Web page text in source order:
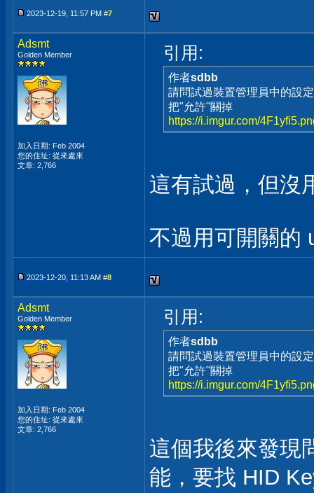
2023-12-19, 11:57 PM #7
Adsmt
Golden Member
加入日期: Feb 2004
您的住址: 從來處來
文章: 2,766
引用:
作者sdbb
請問試過裝置管理員中的設
把"允許"關掉
https://i.imgur.com/
這有試過，但沒
不過用可開關的
2023-12-20, 11:13 AM #8
Adsmt
Golden Member
加入日期: Feb 2004
您的住址: 從來處來
文章: 2,766
引用:
作者sdbb
請問試過裝置管理員中的設
把"允許"關掉
https://i.imgur.com/
這個我後來發現
能，要找 HID